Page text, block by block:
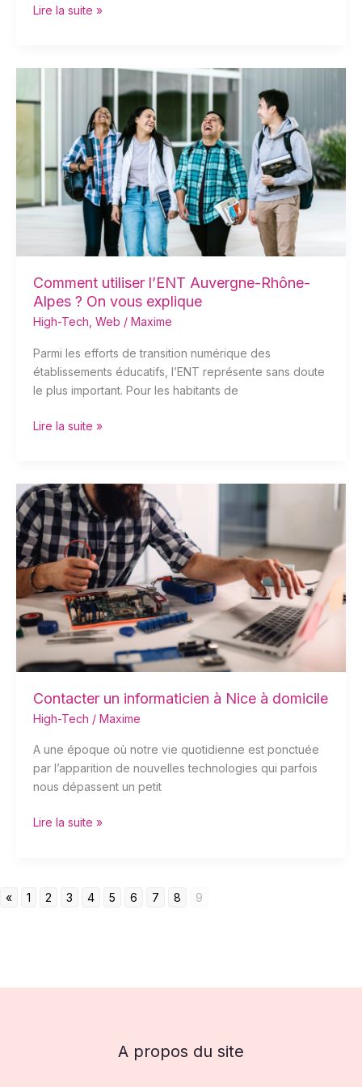
Lire la suite »
Comment utiliser l’ENT Auvergne-Rhône-
Alpes ? On vous explique
High-Tech Web / Maxime
Parmi les efforts de transition numérique des
établissements éducatifs, l’ENT représente sans doute
le plus important. Pour les habitants de
Auvergne-
Rhône-
Alpes
On
Lire la suite »
Contacter un informaticien à Nice à domicile
High-Tech / Maxime
A une époque où notre vie quotidienne est ponctuée
par l’apparition de nouvelles technologies qui parfois
nous dépassent un petit
Contacter
un
informaticien
à
Nice
à
domicile
Lire la suite »
« 1 2 3 4 5 6 7 8 9
A propos du site